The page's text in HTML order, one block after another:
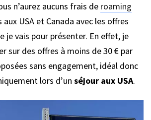
n’aurez aucuns frais de roaming
USA et Canada avec les offres
je vais pour présenter. En effet, je
sur des offres à moins de 30 € par
sans engagement, idéal donc
lors d’un séjour aux USA.